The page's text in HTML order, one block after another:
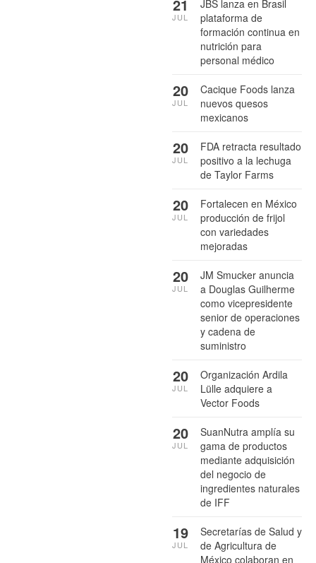
JBS lanza en Brasil
plataforma de
formación continua en
nutrición para
personal médico
21
JUL
Cacique Foods lanza
nuevos quesos
mexicanos
20
JUL
FDA retracta resultado
positivo a la lechuga
de Taylor Farms
20
JUL
Fortalecen en México
producción de frijol
con variedades
mejoradas
20
JUL
JM Smucker anuncia
a Douglas Guilherme
como vicepresidente
senior de operaciones
y cadena de
suministro
20
JUL
Organización Ardila
Lülle adquiere a
Vector Foods
20
JUL
SuanNutra amplía su
gama de productos
mediante adquisición
del negocio de
ingredientes naturales
de IFF
20
JUL
Secretarías de Salud y
de Agricultura de
México colaboran en
19
JUL